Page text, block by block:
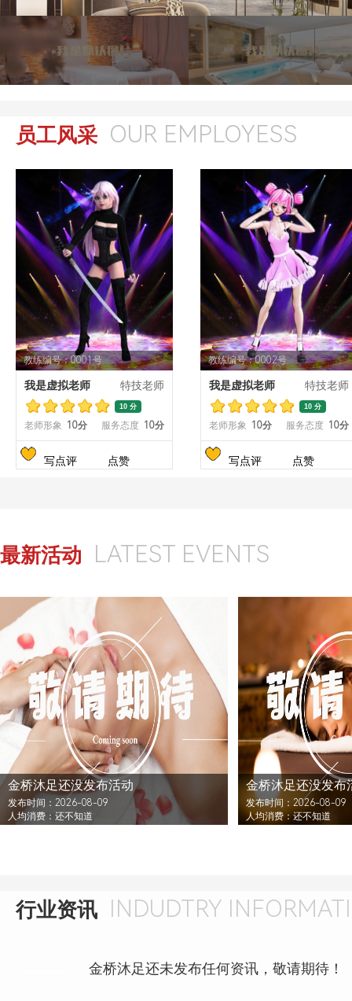
员工风采 OUR EMPLOYESS
教练编号：0001号
我是虚拟老师 特技老师
10 分
老师形象 10分 服务态度 10分
写点评 点赞
教练编号：0002号
我是虚拟老师 特技老师
10 分
老师形象 10分 服务态度 10分
写点评 点赞
最新活动 LATEST EVENTS
金桥沐足还没发布活动
发布时间：2026-08-09
人均消费：还不知道
金桥沐足还没发布
发布时间：2026-08-09
人均消费：还不知道
行业资讯 INDUDTRY
金桥沐足还未发布任何资讯，敬请期待！